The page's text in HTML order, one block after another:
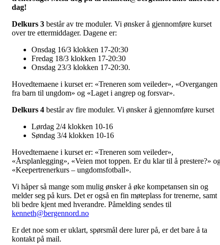
dag!
Delkurs 3 består av tre moduler. Vi ønsker å gjennomføre kurset
over tre ettermiddager. Dagene er:
Onsdag 16/3 klokken 17-20:30
Fredag 18/3 klokken 17-20:30
Onsdag 23/3 klokken 17-20:30.
Hovedtemaene i kurset er: «Treneren som veileder», «Overgangen
fra barn til ungdom» og «Laget i angrep og forsvar».
Delkurs 4 består av fire moduler. Vi ønsker å gjennomføre kurset
Lørdag 2/4 klokken 10-16
Søndag 3/4 klokken 10-16
Hovedtemaene i kurset er: «Treneren som veileder»,
«Årsplanlegging», «Veien mot toppen. Er du klar til å prestere?»
«Keepertrenerkurs – ungdomsfotball».
Vi håper så mange som mulig ønsker å øke kompetansen sin og
melder seg på kurs. Det er også en fin møteplass for trenerne, samt
bli bedre kjent med hverandre. Påmelding sendes til
kenneth@bergennord.no
Er det noe som er uklart, spørsmål dere lurer på, er det bare å ta
kontakt på mail.